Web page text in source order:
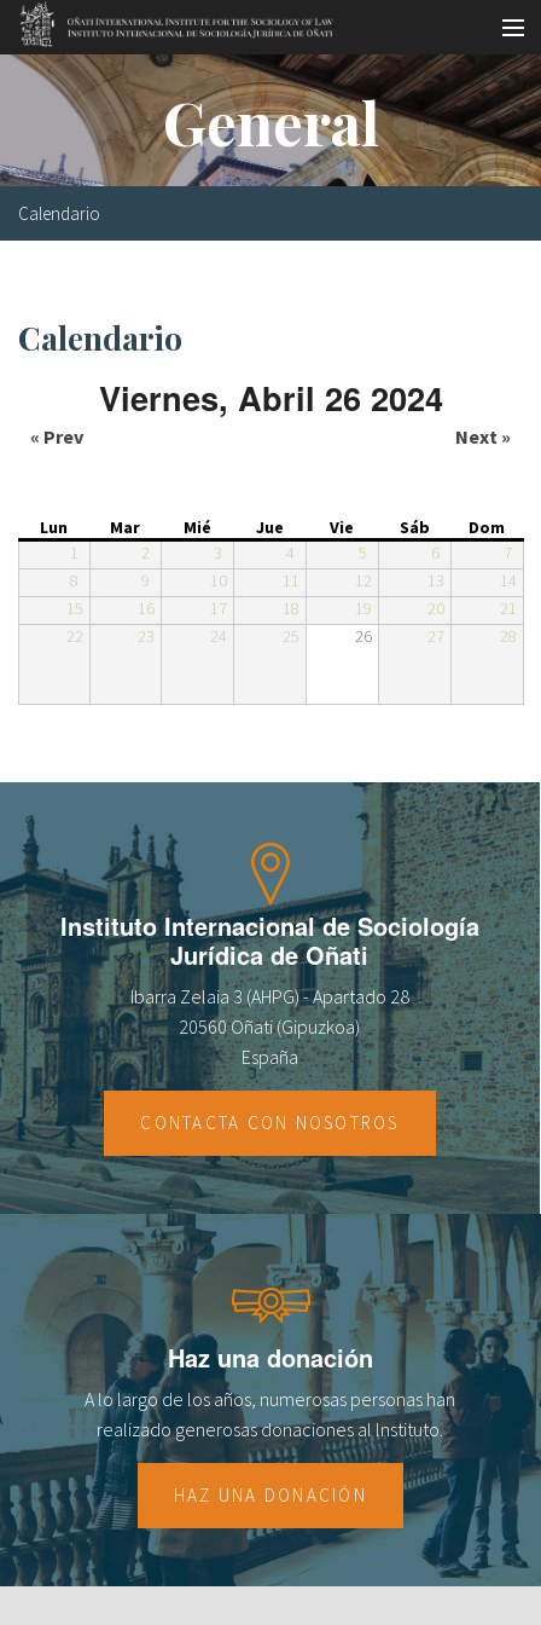
Pasar al contenido principal
Master oficial
Workshops
Visitas
Biblioteca
Sociología jurídica
Sobre el IISJ
FAQ
Calendario
Galería de fotos
es
en
fr
General
Calendario
Calendario
Viernes, Abril 26 2024
« Prev Next »
Lun Mar Mié Jue Vie Sáb
Dom
1
2 3 4 5 6
7
8
9 10 11 12 13
14
15
16 17 18 19 20
21
22
23 24 25 26 27 28
Instituto Internacional de Sociología
Jurídica de Oñati
Ibarra Zelaia 3 (AHPG) - Apartado 28
20560 Oñati (Gipuzkoa)
España
CONTACTA CON NOSOTROS
Haz una donación
A lo largo de los años, numerosas personas han
realizado generosas donaciones al lnstituto.
HAZ UNA DONACIÓN